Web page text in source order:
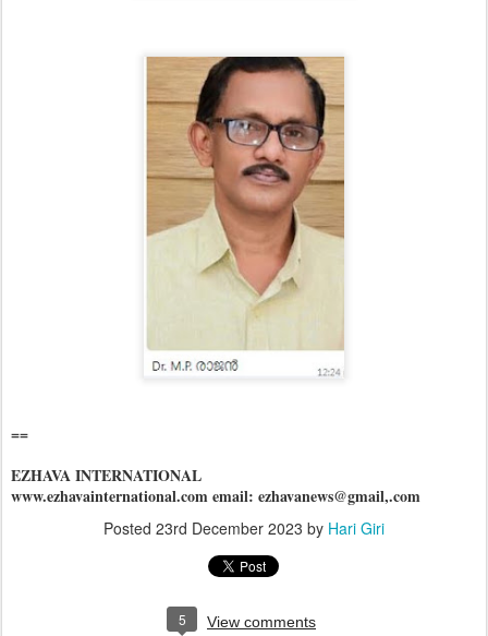
==
EZHAVA INTERNATIONAL
www.ezhavainternational.com email: ezhavanews@gmail,.com
Posted 23rd December 2023 by Hari Giri
5 View comments